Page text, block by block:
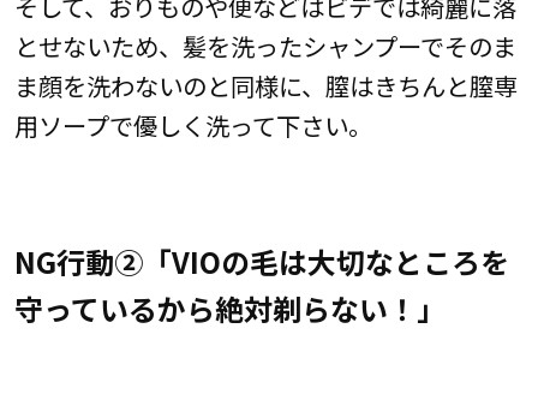
とせないため、髪を洗ったシャンプーでそのま
ま顔を洗わないのと同様に、膣はきちんと膣専
用ソープで優しく洗って下さい。
NG行動②「VIOの毛は大切なところを
守っているから絶対剃らない！」